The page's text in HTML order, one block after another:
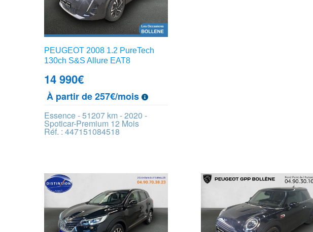
PEUGEOT 2008 1.2 PureTech
130ch S&S Allure EAT8
14 990€
À partir de 257€/mois
Essence - 51207 km - 2020 -
Spoticar-Premium 12 Mois
Réf. : 447151084518